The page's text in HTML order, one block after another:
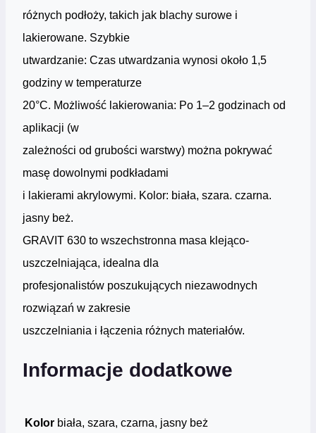
różnych podłoży, takich jak blachy surowe i
lakierowane. Szybkie
utwardzanie: Czas utwardzania wynosi około 1,5
godziny w temperaturze
20°C. Możliwość lakierowania: Po 1–2 godzinach od
aplikacji (w
zależności od grubości warstwy) można pokrywać
masę dowolnymi podkładami
i lakierami akrylowymi. Kolor: biała, szara. czarna.
jasny beż.
GRAVIT 630 to wszechstronna masa klejąco-
uszczelniająca, idealna dla
profesjonalistów poszukujących niezawodnych
rozwiązań w zakresie
uszczelniania i łączenia różnych materiałów.
Informacje dodatkowe
Kolor biała, szara, czarna, jasny beż